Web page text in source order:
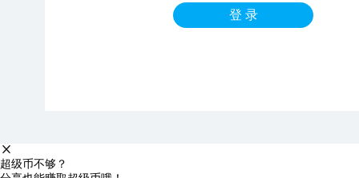
登 录
超级币不够？